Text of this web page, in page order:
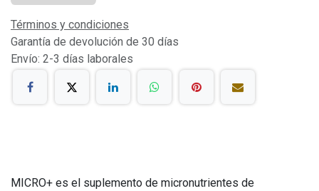
Términos y condiciones
Garantía de devolución de 30 días
Envío: 2-3 días laborales
MICRO+ es el suplemento de micronutrientes de